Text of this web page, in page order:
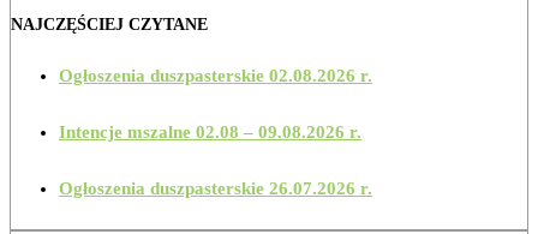
NAJCZĘŚCIEJ CZYTANE
Ogłoszenia duszpasterskie 02.08.2026 r.
Intencje mszalne 02.08 – 09.08.2026 r.
Ogłoszenia duszpasterskie 26.07.2026 r.